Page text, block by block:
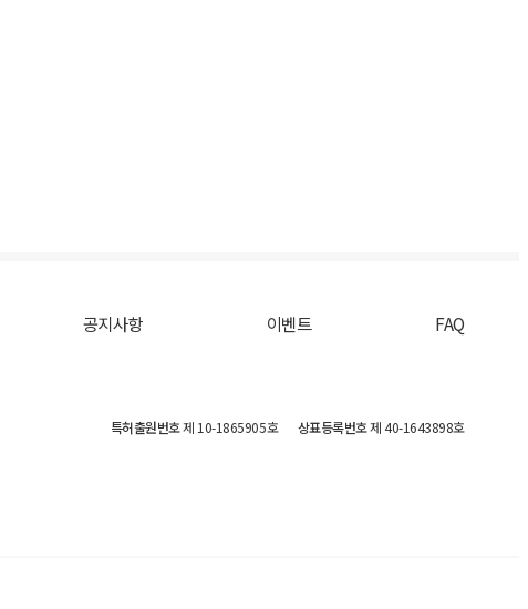
공지사항 이벤트 FAQ
특허출원번호제 10-1865905호 상표등록번호제 40-1643898호